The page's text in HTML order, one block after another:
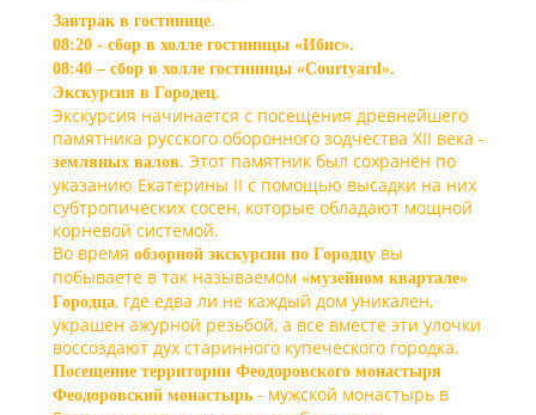
Завтрак в гостинице.
08:20 - сбор в холле гостиницы «Ибис».
08:40 – сбор в холле гостиницы «Courtyard».
Экскурсия в Городец.
Экскурсия начинается с посещения древнейшего
памятника русского оборонного зодчества XII века -
земляных валов. Этот памятник был сохранён по
указанию Екатерины II с помощью высадки на них
субтропических сосен, которые обладают мощной
корневой системой.
Во время обзорной экскурсии по Городцу вы
побываете в так называемом «музейном квартале»
Городца, где едва ли не каждый дом уникален,
украшен ажурной резьбой, а все вместе эти улочки
воссоздают дух старинного купеческого городка.
Посещение территории Феодоровского монастыря
Феодоровский монастырь - мужской монастырь в